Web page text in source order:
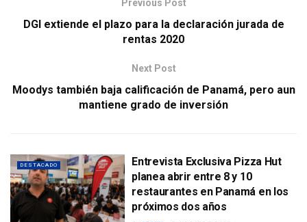
Previous Post
DGI extiende el plazo para la declaración jurada de
rentas 2020
Next Post
Moodys también baja calificación de Panamá, pero aun
mantiene grado de inversión
DESTACADO
Entrevista Exclusiva Pizza Hut
planea abrir entre 8 y 10
restaurantes en Panamá en los
próximos dos años